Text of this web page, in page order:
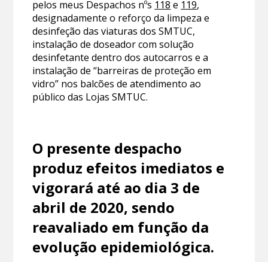
pelos meus Despachos nºs 118 e 119,
designadamente o reforço da limpeza e
desinfeção das viaturas dos SMTUC,
instalação de doseador com solução
desinfetante dentro dos autocarros e a
instalação de “barreiras de proteção em
vidro” nos balcões de atendimento ao
público das Lojas SMTUC.
O presente despacho
produz efeitos imediatos e
vigorará até ao dia 3 de
abril de 2020, sendo
reavaliado em função da
evolução epidemiológica.